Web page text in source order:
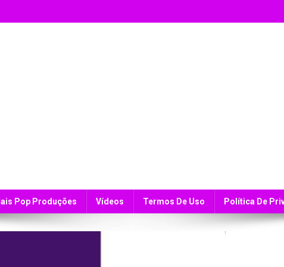
Pop Produções Vídeos Termos De Uso Política De